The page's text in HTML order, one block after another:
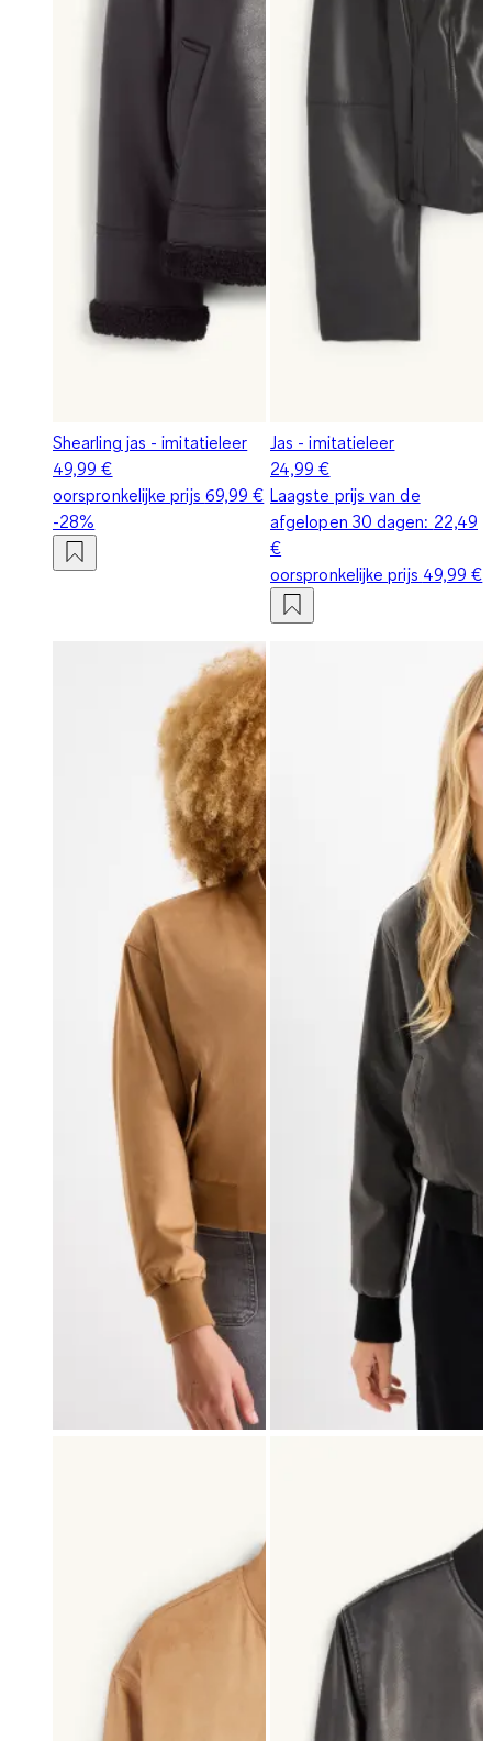
Shearling jas - imitatieleer
49,99 €
oorspronkelijke prijs 69,99 €
-28%
Jas - imitatieleer
24,99 €
Laagste prijs van de
afgelopen 30 dagen: 22,49
€
oorspronkelijke prijs 49,99 €